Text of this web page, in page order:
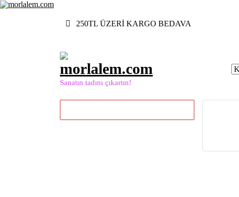
İçeriğe
geç
250TL ÜZERİ KARGO BEDAVA
Sanatın tadını çıkartın!